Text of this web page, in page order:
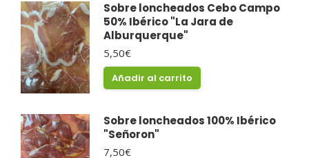
Sobre loncheados Cebo Campo
50% Ibérico "La Jara de
Alburquerque"
5,50€
Añadir al carrito
Sobre loncheados 100% Ibérico
"Señoron"
7,50€